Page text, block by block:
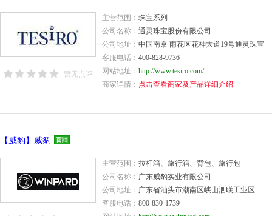
暂无点评
主营范围：珠宝系列
公司名称：通灵珠宝股份有限公司
公司地址：中国南京 雨花区花神大道19号通灵珠宝
客服电话：400-828-9736
网站地址：http://www.tesiro.com/
商家详情： 点击查看商家及产品详细介绍
【威豹】威豹
主营范围：拉杆箱、旅行箱、背包、旅行包
公司名称： 广东威豹实业有限公司
公司地址： 广东省汕头市潮南区峡山泗联工业区
客服电话：800-830-1739